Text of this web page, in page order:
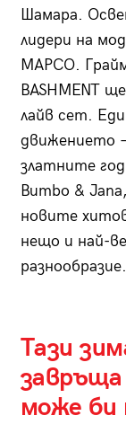
Шамара.
лидери на
МАРСО.
BASHMENT
лайв сет.
движението
златните
Bumbo &
новите
нещо и най-
разнообразие.
Тази
завръща
може би